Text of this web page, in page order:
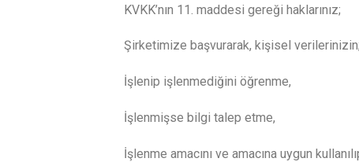
KVKK’nın 11. maddesi gereği haklarınız;
Şirketimize başvurarak, kişisel verilerinizin;
İşlenip işlenmediğini öğrenme,
İşlenmişse bilgi talep etme,
İşlenme amacını ve amacına uygun